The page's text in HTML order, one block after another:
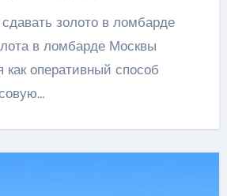
в ломбарде Москвы
как оперативный способ